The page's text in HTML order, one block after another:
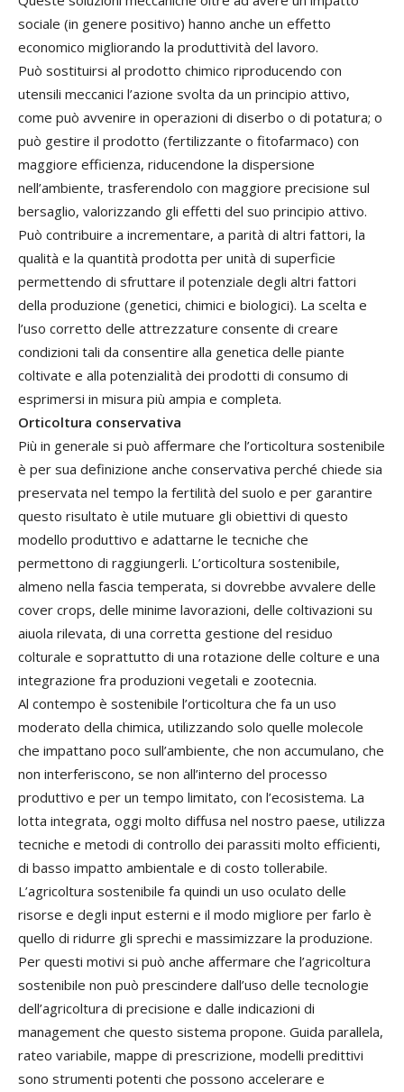
sociale (in genere positivo) hanno anche un effetto
economico migliorando la produttività del lavoro.
Può sostituirsi al prodotto chimico riproducendo con
utensili meccanici l’azione svolta da un principio attivo,
come può avvenire in operazioni di diserbo o di potatura; o
può gestire il prodotto (fertilizzante o fitofarmaco) con
maggiore efficienza, riducendone la dispersione
nell’ambiente, trasferendolo con maggiore precisione sul
bersaglio, valorizzando gli effetti del suo principio attivo.
Può contribuire a incrementare, a parità di altri fattori, la
qualità e la quantità prodotta per unità di superficie
permettendo di sfruttare il potenziale degli altri fattori
della produzione (genetici, chimici e biologici). La scelta e
l’uso corretto delle attrezzature consente di creare
condizioni tali da consentire alla genetica delle piante
coltivate e alla potenzialità dei prodotti di consumo di
esprimersi in misura più ampia e completa.
Orticoltura conservativa
Più in generale si può affermare che l’orticoltura sostenibile
è per sua definizione anche conservativa perché chiede sia
preservata nel tempo la fertilità del suolo e per garantire
questo risultato è utile mutuare gli obiettivi di questo
modello produttivo e adattarne le tecniche che
permettono di raggiungerli. L’orticoltura sostenibile,
almeno nella fascia temperata, si dovrebbe avvalere delle
cover crops, delle minime lavorazioni, delle coltivazioni su
aiuola rilevata, di una corretta gestione del residuo
colturale e soprattutto di una rotazione delle colture e una
integrazione fra produzioni vegetali e zootecnia.
Al contempo è sostenibile l’orticoltura che fa un uso
moderato della chimica, utilizzando solo quelle molecole
che impattano poco sull’ambiente, che non accumulano, che
non interferiscono, se non all’interno del processo
produttivo e per un tempo limitato, con l’ecosistema. La
lotta integrata, oggi molto diffusa nel nostro paese, utilizza
tecniche e metodi di controllo dei parassiti molto efficienti,
di basso impatto ambientale e di costo tollerabile.
L’agricoltura sostenibile fa quindi un uso oculato delle
risorse e degli input esterni e il modo migliore per farlo è
quello di ridurre gli sprechi e massimizzare la produzione.
Per questi motivi si può anche affermare che l’agricoltura
sostenibile non può prescindere dall’uso delle tecnologie
dell’agricoltura di precisione e dalle indicazioni di
management che questo sistema propone. Guida parallela,
rateo variabile, mappe di prescrizione, modelli predittivi
sono strumenti potenti che possono accelerare e